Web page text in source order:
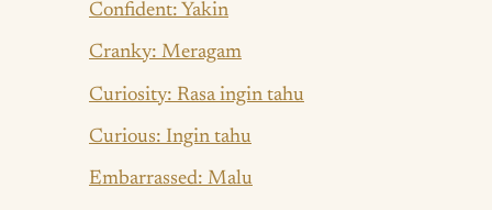
Confident: Yakin
Cranky: Meragam
Curiosity: Rasa ingin tahu
Curious: Ingin tahu
Embarrassed: Malu